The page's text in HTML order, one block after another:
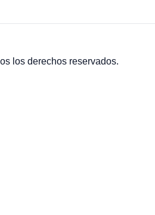
los derechos reservados.